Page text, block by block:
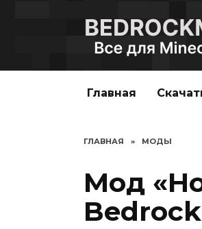
Главная
ГЛАВНАЯ » МОДЫ
Мод